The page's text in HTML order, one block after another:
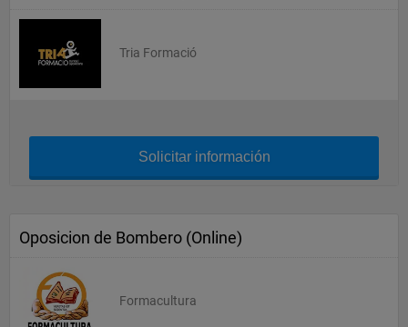
Tria Formació
Solicitar información
Oposicion de Bombero (Online)
Formacultura